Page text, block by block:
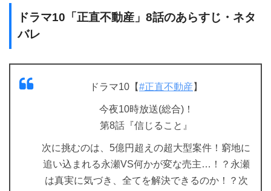
ドラマ10「正直不動産」8話のあらすじ・ネタ
バレ
ドラマ10【#正直不動産 】
今夜10時放送(総合)！
第8話『信じること』
次に挑むのは、5億円超えの超大型案件！窮地に
追い込まれる永瀬VS何かが変な売主…！？永瀬
は真実に気づき、全てを解決できるのか！？次